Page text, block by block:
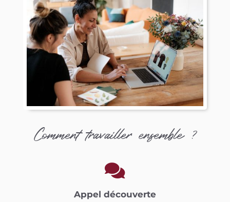
Comment travailler ensemble ?

Appel découverte